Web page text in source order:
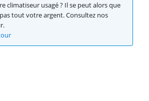
climatiseur usagé ? Il se peut alors que
tout votre argent. Consultez nos